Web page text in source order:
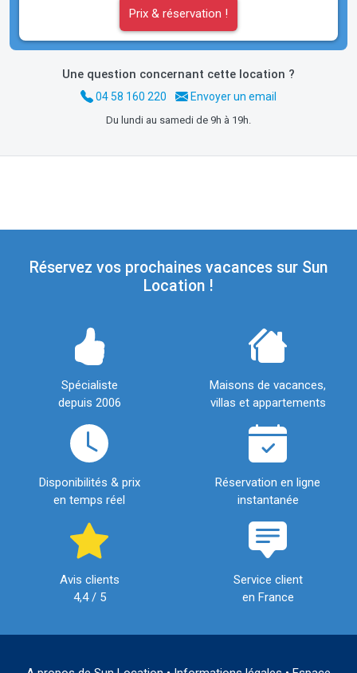
Prix & réservation !
Une question concernant cette location ?
04 58 160 220 Envoyer un email
Du lundi au samedi de 9h à 19h.
Réservez vos prochaines vacances sur Sun
Location !
Spécialiste
depuis 2006
Maisons de vacances,
villas et appartements
Disponibilités & prix
en temps réel
Réservation en ligne
instantanée
Avis clients
4,4 / 5
Service client
en France